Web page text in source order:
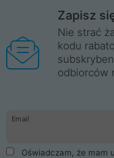
Zapisz
Nie strać
kodu
odbiorców
Email
Oświadczam, że mam